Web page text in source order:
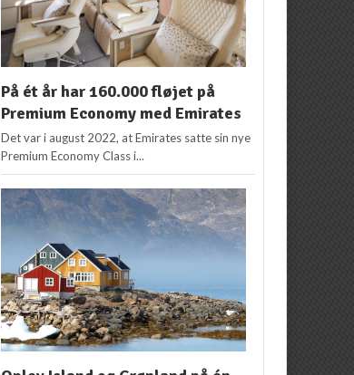
På ét år har 160.000 fløjet på
Premium Economy med Emirates
Det var i august 2022, at Emirates satte sin nye
Premium Economy Class i...